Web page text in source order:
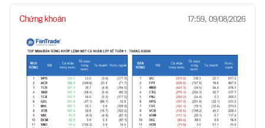
Chứng khoán 17:59, 09/08/2026